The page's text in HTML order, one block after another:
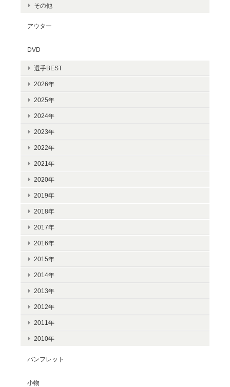
その他
アウター
DVD
選手BEST
2026年
2025年
2024年
2023年
2022年
2021年
2020年
2019年
2018年
2017年
2016年
2015年
2014年
2013年
2012年
2011年
2010年
パンフレット
小物